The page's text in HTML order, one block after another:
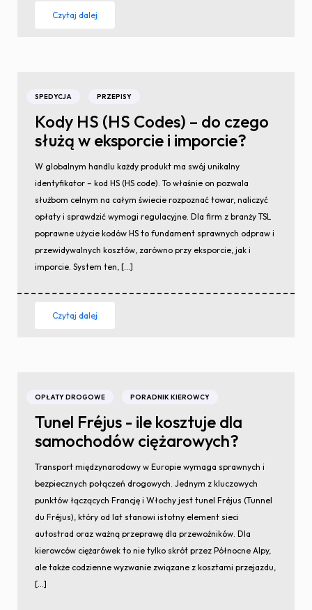
Czytaj dalej
SPEDYCJA PRZEPISY
Kody HS (HS Codes) – do czego
służą w eksporcie i imporcie?
W globalnym handlu każdy produkt ma swój unikalny
identyfikator – kod HS (HS code). To właśnie on pozwala
służbom celnym na całym świecie rozpoznać towar, naliczyć
opłaty i sprawdzić wymogi regulacyjne. Dla firm z branży TSL
poprawne użycie kodów HS to fundament sprawnych odpraw i
przewidywalnych kosztów, zarówno przy eksporcie, jak i
imporcie. System ten, […]
Czytaj dalej
OPŁATY DROGOWE PORADNIK KIEROWCY
Tunel Fréjus - ile kosztuje dla
samochodów ciężarowych?
Transport międzynarodowy w Europie wymaga sprawnych i
bezpiecznych połączeń drogowych. Jednym z kluczowych
punktów łączących Francję i Włochy jest tunel Fréjus (Tunnel
du Fréjus), który od lat stanowi istotny element sieci
autostrad oraz ważną przeprawę dla przewoźników. Dla
kierowców ciężarówek to nie tylko skrót przez Północne Alpy,
ale także codzienne wyzwanie związane z kosztami przejazdu,
[…]